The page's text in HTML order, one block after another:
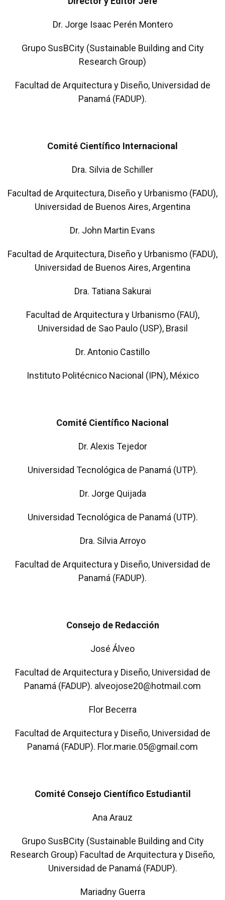
Dr. Jorge Isaac Perén Montero
Grupo SusBCity (Sustainable Building and City
Research Group)
Facultad de Arquitectura y Diseño, Universidad de
Panamá (FADUP).
Comité Científico Internacional
Dra. Silvia de Schiller
Facultad de Arquitectura, Diseño y Urbanismo (FADU),
Universidad de Buenos Aires, Argentina
Dr. John Martin Evans
Facultad de Arquitectura, Diseño y Urbanismo (FADU),
Universidad de Buenos Aires, Argentina
Dra. Tatiana Sakurai
Facultad de Arquitectura y Urbanismo (FAU),
Universidad de Sao Paulo (USP), Brasil
Dr. Antonio Castillo
Instituto Politécnico Nacional (IPN), México
Comité Científico Nacional
Dr. Alexis Tejedor
Universidad Tecnológica de Panamá (UTP).
Dr. Jorge Quijada
Universidad Tecnológica de Panamá (UTP).
Dra. Silvia Arroyo
Facultad de Arquitectura y Diseño, Universidad de
Panamá (FADUP).
Consejo de Redacción
José Álveo
Facultad de Arquitectura y Diseño, Universidad de
Panamá (FADUP). alveojose20@hotmail.com
Flor Becerra
Facultad de Arquitectura y Diseño, Universidad de
Panamá (FADUP). Flor.marie.05@gmail.com
Comité Consejo Científico Estudiantil
Ana Arauz
Grupo SusBCity (Sustainable Building and City
Research Group) Facultad de Arquitectura y Diseño,
Universidad de Panamá (FADUP).
Mariadny Guerra